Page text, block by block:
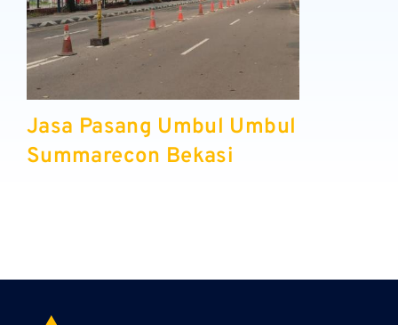
Jasa Pasang Umbul Umbul
Summarecon Bekasi